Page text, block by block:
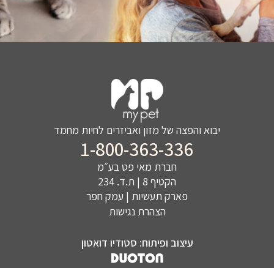
יבוא והפצה של מזון ואביזרים לחיות מחמד
1-800-363-336
חברת מאי פט בע״מ
הקטיף 8 | ת.ד. 234
פארק תעשיות | עמק חפר
הצהרת נגישות
עיצוב ופיתוח: סטודיו דואטון